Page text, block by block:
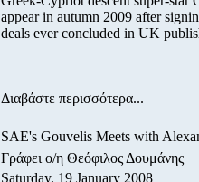
appear in autumn 2009 after
deals ever concluded in UK
Διαβάστε περισσότερα...
SAE's Gouvelis Meets with
Γράφει ο/η Θεόφιλος Δουμάνης
Saturday, 19 January 2008